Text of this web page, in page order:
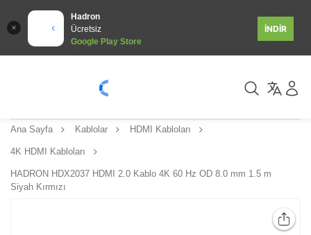
Hadron
Ücretsiz
Google Play Store
İNDİR
Ana Sayfa Kablolar HDMI Kabloları
4K HDMI Kabloları
HADRON HDX2037 HDMI 2.0 Kablo 4K 60 Hz OD 8.0 mm 1.5 m
Siyah Kırmızı